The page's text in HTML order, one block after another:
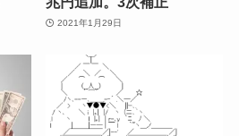
2021年1月29日